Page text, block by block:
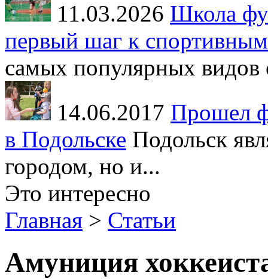
11.03.2026 Школа
первый шаг к
самых популярных видов
14.06.2017 Прошел
в Подольске Подольск
городом, но и...
Это интересно
Главная > Статьи
Амуниция